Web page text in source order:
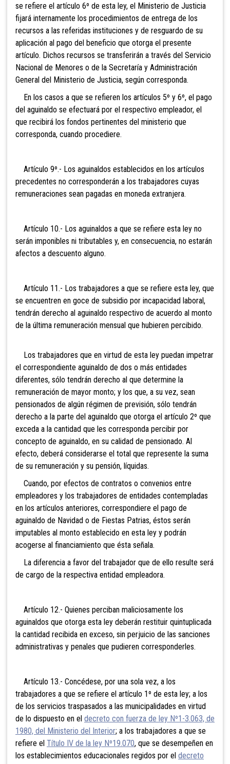
se refiere el artículo 6º de esta ley, el Ministerio de Justicia
fijará internamente los procedimientos de entrega de los
recursos a las referidas instituciones y de resguardo de su
aplicación al pago del beneficio que otorga el presente
artículo. Dichos recursos se transferirán a través del Servicio
Nacional de Menores o de la Secretaría y Administración
General del Ministerio de Justicia, según corresponda.
En los casos a que se refieren los artículos 5º y 6º, el pago
del aguinaldo se efectuará por el respectivo empleador, el
que recibirá los fondos pertinentes del ministerio que
corresponda, cuando procediere.
Artículo 9º.- Los aguinaldos establecidos en los artículos
precedentes no corresponderán a los trabajadores cuyas
remuneraciones sean pagadas en moneda extranjera.
Artículo 10.- Los aguinaldos a que se refiere esta ley no
serán imponibles ni tributables y, en consecuencia, no estarán
afectos a descuento alguno.
Artículo 11.- Los trabajadores a que se refiere esta ley, que
se encuentren en goce de subsidio por incapacidad laboral,
tendrán derecho al aguinaldo respectivo de acuerdo al monto
de la última remuneración mensual que hubieren percibido.
Los trabajadores que en virtud de esta ley puedan impetrar
el correspondiente aguinaldo de dos o más entidades
diferentes, sólo tendrán derecho al que determine la
remuneración de mayor monto; y los que, a su vez, sean
pensionados de algún régimen de previsión, sólo tendrán
derecho a la parte del aguinaldo que otorga el artículo 2º que
exceda a la cantidad que les corresponda percibir por
concepto de aguinaldo, en su calidad de pensionado. Al
efecto, deberá considerarse el total que represente la suma
de su remuneración y su pensión, líquidas.
Cuando, por efectos de contratos o convenios entre
empleadores y los trabajadores de entidades contempladas
en los artículos anteriores, correspondiere el pago de
aguinaldo de Navidad o de Fiestas Patrias, éstos serán
imputables al monto establecido en esta ley y podrán
acogerse al financiamiento que ésta señala.
La diferencia a favor del trabajador que de ello resulte será
de cargo de la respectiva entidad empleadora.
Artículo 12.- Quienes perciban maliciosamente los
aguinaldos que otorga esta ley deberán restituir quintuplicada
la cantidad recibida en exceso, sin perjuicio de las sanciones
administrativas y penales que pudieren corresponderles.
Artículo 13.- Concédese, por una sola vez, a los
trabajadores a que se refiere el artículo 1º de esta ley; a los
de los servicios traspasados a las municipalidades en virtud
de lo dispuesto en el decreto con fuerza de ley Nº1-3.063, de
1980, del Ministerio del Interior; a los trabajadores a que se
refiere el Título IV de la ley Nº19.070, que se desempeñen en
los establecimientos educacionales regidos por el decreto